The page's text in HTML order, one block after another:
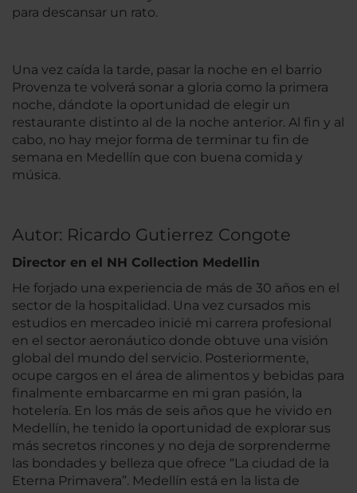
para descansar un rato.
Una vez caída la tarde, pasar la noche en el barrio
Provenza te volverá sonar a gloria como la primera
noche, dándote la oportunidad de elegir un
restaurante distinto al de la noche anterior. Al fin y al
cabo, no hay mejor forma de terminar tu fin de
semana en Medellín que con buena comida y
música.
Autor: Ricardo Gutierrez Congote
Director en el NH Collection Medellin
He forjado una experiencia de más de 30 años en el
sector de la hospitalidad. Una vez cursados mis
estudios en mercadeo inicié mi carrera profesional
en el sector aeronáutico donde obtuve una visión
global del mundo del servicio. Posteriormente,
ocupe cargos en el área de alimentos y bebidas para
finalmente embarcarme en mi gran pasión, la
hotelería. En los más de seis años que he vivido en
Medellín, he tenido la oportunidad de explorar sus
más secretos rincones y no deja de sorprenderme
las bondades y belleza que ofrece “La ciudad de la
Eterna Primavera”. Medellín está en la lista de